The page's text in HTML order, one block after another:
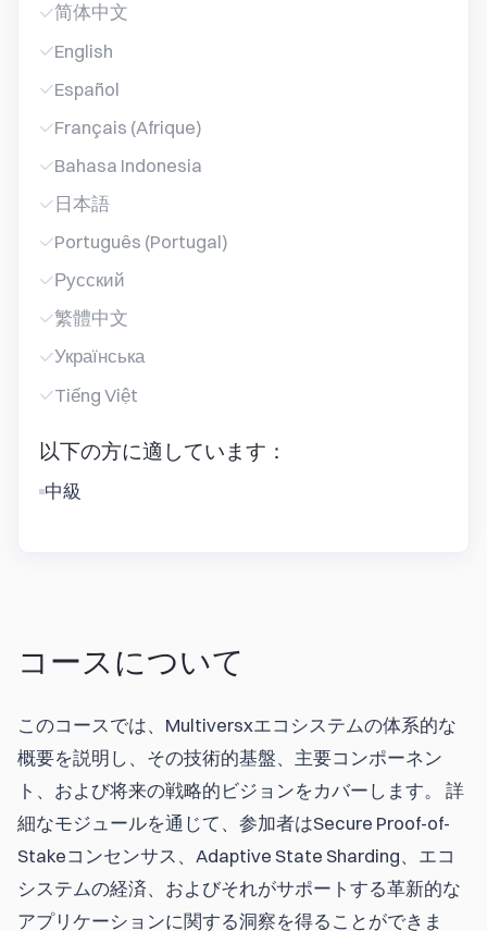
简体中文
English
Español
Français (Afrique)
Bahasa Indonesia
日本語
Português (Portugal)
Русский
繁體中文
Українська
Tiếng Việt
以下の方に適しています：
中級
コースについて
このコースでは、Multiversxエコシステムの体系的な
概要を説明し、その技術的基盤、主要コンポーネン
ト、および将来の戦略的ビジョンをカバーします。 詳
細なモジュールを通じて、参加者はSecure Proof-of-
Stakeコンセンサス、Adaptive State Sharding、エコ
システムの経済、およびそれがサポートする革新的な
アプリケーションに関する洞察を得ることができま